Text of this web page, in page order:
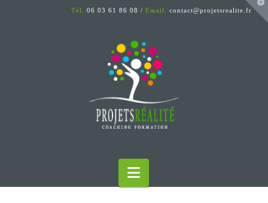
Tél. 06 03 61 86 08 /Email.contact@projetsrealite.fr
Navigation